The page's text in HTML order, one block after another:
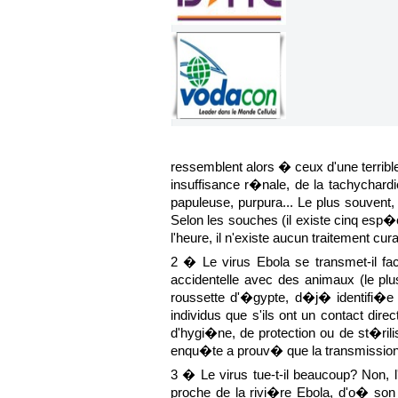
ressemblent alors � ceux d'une
insuffisance r�nale, de la
papuleuse, purpura... Le plus
Selon les souches (il existe cinq
l'heure, il n'existe aucun traitement
2 � Le virus Ebola se transmet-il
accidentelle avec des animaux (le
roussette d'�gypte, d�j� identifi�e
individus que s'ils ont un contact
d'hygi�ne, de protection ou de
enqu�te a prouv� que la
3 � Le virus tue-t-il beaucoup? Non,
proche de la rivi�re Ebola, d'o� son